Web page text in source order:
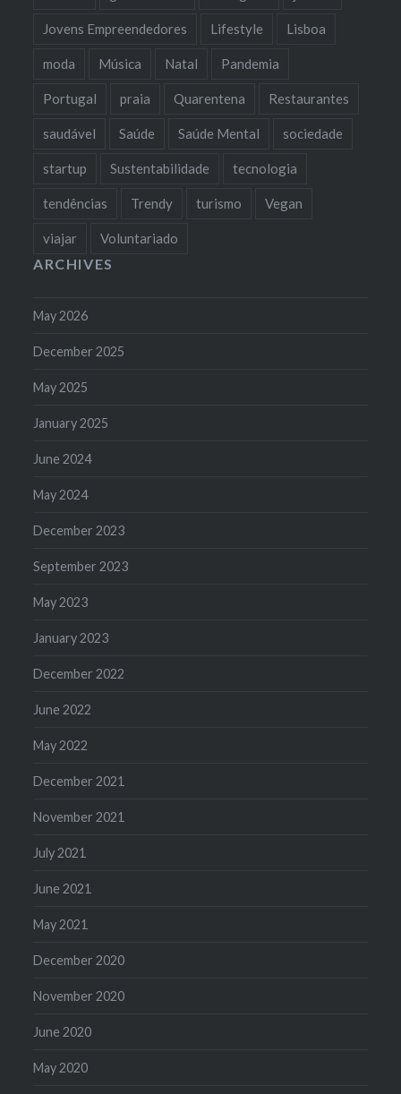
Jovens Empreendedores Lifestyle Lisboa
moda Música Natal Pandemia
Portugal praia Quarentena Restaurantes
saudável Saúde Saúde Mental sociedade
startup Sustentabilidade tecnologia
tendências Trendy turismo Vegan
viajar Voluntariado
ARCHIVES
May 2026
December 2025
May 2025
January 2025
June 2024
May 2024
December 2023
September 2023
May 2023
January 2023
December 2022
June 2022
May 2022
December 2021
November 2021
July 2021
June 2021
May 2021
December 2020
November 2020
June 2020
May 2020